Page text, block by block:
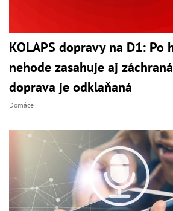
KOLAPS dopravy na D1: Po
nehode zasahuje aj
doprava je odklaňaná
Domáce